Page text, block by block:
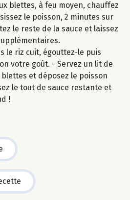
blettes, à feu moyen, chauffez
le poisson, 2 minutes sur
le reste de la sauce et laissez
le riz cuit, égouttez-le puis
votre goût. - Servez un lit de
et déposez le poisson
le tout de sauce restante et
!